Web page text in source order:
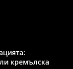
кремълска